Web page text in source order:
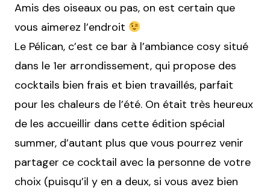
Amis des oiseaux ou pas, on est certain que
vous aimerez l’endroit
Le Pélican, c’est ce bar à l’ambiance cosy situé
dans le 1er arrondissement, qui propose des
cocktails bien frais et bien travaillés, parfait
pour les chaleurs de l’été. On était très heureux
de les accueillir dans cette édition spécial
summer, d’autant plus que vous pourrez venir
partager ce cocktail avec la personne de votre
choix (puisqu’il y en a deux, si vous avez bien